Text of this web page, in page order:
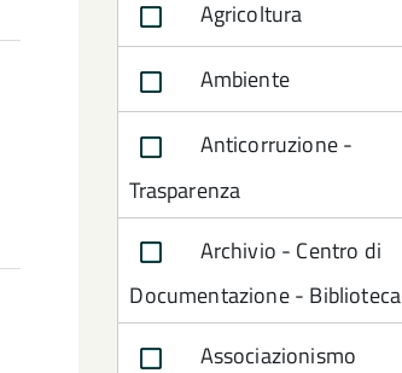
Agricoltura
Ambiente
Anticorruzione -
Trasparenza
Archivio - Centro di
Documentazione - Biblioteca
Associazionismo